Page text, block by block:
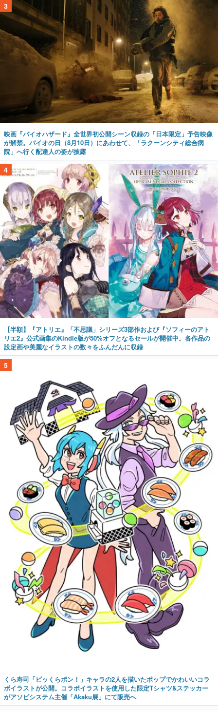
3
映画『バイオハザード』全世界初公開シーン収録の「日本限定」予告映像
が解禁。バイオの日（8月10日）にあわせて、「ラクーンシティ総合病
院」へ行く配達人の姿が披露
4
【半額】『アトリエ』「不思議」シリーズ3部作および『ソフィーのアト
リエ2』公式画集のKindle版が50%オフとなるセールが開催中。各作品の
設定画や美麗なイラストの数々をふんだんに収録
5
くら寿司「ビッくらポン！」キャラの2人を描いたポップでかわいいコラ
ボイラストが公開。コラボイラストを使用した限定Tシャツ&ステッカー
がアソビシステム主催「Akaku展」にて販売へ